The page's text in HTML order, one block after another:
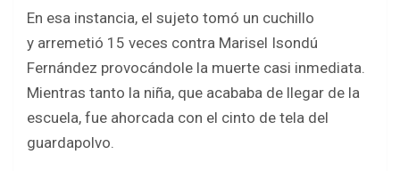
En esa instancia, el sujeto tomó un cuchillo
y arremetió 15 veces contra Marisel Isondú
Fernández provocándole la muerte casi inmediata.
Mientras tanto la niña, que acababa de llegar de la
escuela, fue ahorcada con el cinto de tela del
guardapolvo.